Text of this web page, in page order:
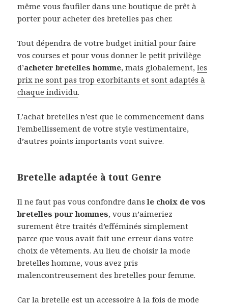
même vous faufiler dans une boutique de prêt à
porter pour acheter des bretelles pas cher.
Tout dépendra de votre budget initial pour faire
vos courses et pour vous donner le petit privilège
d’acheter bretelles homme, mais globalement,les
prix ne sont pas trop exorbitants et sont adaptés à
chaque individu.
L’achat bretelles n’est que le commencement dans
l’embellissement de votre style vestimentaire,
d’autres points importants vont suivre.
Bretelle adaptée à tout Genre
Il ne faut pas vous confondre dansle choix de vos
bretelles pour hommes, vous n’aimeriez
surement être traités d’efféminés simplement
parce que vous avait fait une erreur dans votre
choix de vêtements. Au lieu de choisir la mode
bretelles homme, vous avez pris
malencontreusement des bretelles pour femme.
Car la bretelle est un accessoire à la fois de mode